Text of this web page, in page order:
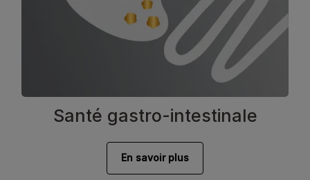
Santé gastro-intestinale
En savoir plus